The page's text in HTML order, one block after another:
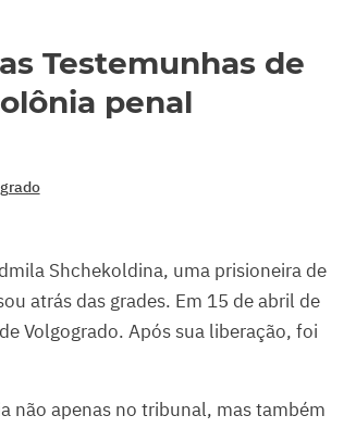
Testemunhas de
penal
Shchekoldina, uma prisioneira de
atrás das grades. Em 15 de abril de
Volgogrado. Após sua liberação, foi
não apenas no tribunal, mas também